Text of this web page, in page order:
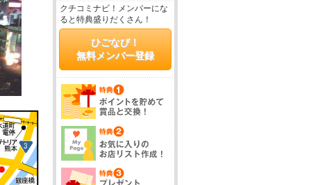
クチコミナビ！メンバーにな
ると特典盛りだくさん！
ひごなび！
無料メンバー登録